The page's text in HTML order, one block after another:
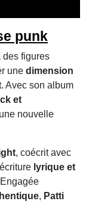
punk
des figures
une dimension
Avec son album
et
nouvelle
, coécrit avec
lyrique et
, Patti